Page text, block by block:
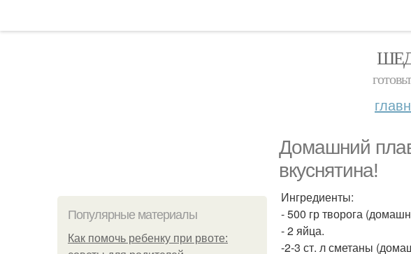
Домашний
вкуснятина!
Популярные материалы
Как помочь ребенку при рвоте:
Ингредиенты:
- 500 гр творога
- 2 яйца.
-2-3 ст. л сметаны